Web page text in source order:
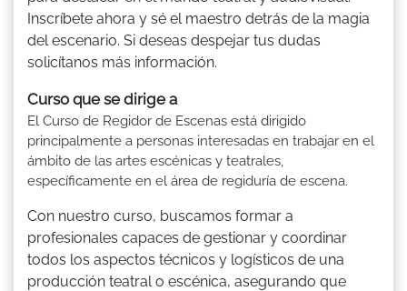
Inscríbete ahora y sé el maestro detrás de la magia
del escenario. Si deseas despejar tus dudas
solicítanos más información.
Curso que se dirige a
El Curso de Regidor de Escenas está dirigido
principalmente a personas interesadas en trabajar en el
ámbito de las artes escénicas y teatrales,
específicamente en el área de regiduría de escena.
Con nuestro curso, buscamos formar a
profesionales capaces de gestionar y coordinar
todos los aspectos técnicos y logísticos de una
producción teatral o escénica, asegurando que